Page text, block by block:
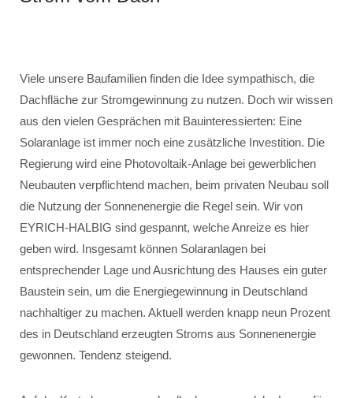
Viele unsere Baufamilien finden die Idee sympathisch, die
Dachfläche zur Stromgewinnung zu nutzen. Doch wir wissen
aus den vielen Gesprächen mit Bauinteressierten: Eine
Solaranlage ist immer noch eine zusätzliche Investition. Die
Regierung wird eine Photovoltaik-Anlage bei gewerblichen
Neubauten verpflichtend machen, beim privaten Neubau soll
die Nutzung der Sonnenenergie die Regel sein. Wir von
EYRICH-HALBIG sind gespannt, welche Anreize es hier
geben wird. Insgesamt können Solaranlagen bei
entsprechender Lage und Ausrichtung des Hauses ein guter
Baustein sein, um die Energiegewinnung in Deutschland
nachhaltiger zu machen. Aktuell werden knapp neun Prozent
des in Deutschland erzeugten Stroms aus Sonnenenergie
gewonnen. Tendenz steigend.